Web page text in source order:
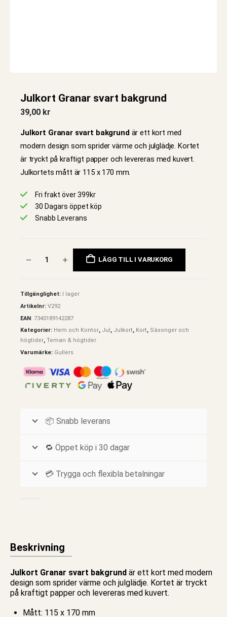
Julkort Granar svart bakgrund
39,00 kr
Julkort Granar svart bakgrund är ett kort med
modern design som sprider värme och julglädje. Kortet
är tryckt på kraftigt papper och levereras med kuvert.
Julkortets mått är 115 x 170 mm.
Fri frakt över 399kr
30 Dagars öppet köp
Snabb Leverans
LÄGG TILL I VARUKORG
Tillgänglighet:
I lager
Artikelnr: V292
EAN: 7340189142287
Kategorier: Hem och Kontor, Jul , Julkort, Kort, Säsonger och
högtider, Teman & högtider
Varumärke: Gullers
📦 Snabb leverans
🔁 Öppet köp i 30 dagar
💳 Trygga och flexibla betalningar
Beskrivning
Julkort Granar svart bakgrund är ett kort med modern
design som sprider värme och julglädje. Kortet är tryckt
på kraftigt papper och levereras med kuvert.
Mått: 115 x 170 mm